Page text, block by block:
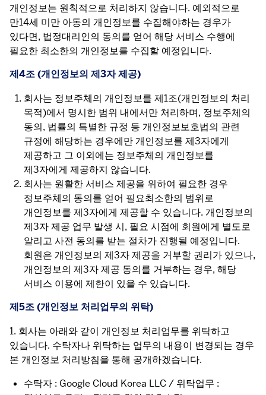
개인정보는 원칙적으로 처리하지 않습니다. 예외적으로
만14세 미만 아동의 개인정보를 수집해야하는 경우가
있다면, 법정대리인의 동의를 얻어 해당 서비스 수행에
필요한 최소한의 개인정보를 수집할 예정입니다.
제4조 (개인정보의 제3자 제공)
회사는 정보주체의 개인정보를 제1조(개인정보의 처리
목적)에서 명시한 범위 내에서만 처리하며, 정보주체의
동의, 법률의 특별한 규정 등 개인정보보호법의 관련
규정에 해당하는 경우에만 개인정보를 제3자에게
제공하고 그 이외에는 정보주체의 개인정보를
제3자에게 제공하지 않습니다.
회사는 원활한 서비스 제공을 위하여 필요한 경우
정보주체의 동의를 얻어 필요최소한의 범위로
개인정보를 제3자에게 제공할 수 있습니다. 개인정보의
제3자 제공 업무 발생 시, 필요 시점에 회원에게 별도로
알리고 사전 동의를 받는 절차가 진행될 예정입니다.
회원은 개인정보의 제3자 제공을 거부할 권리가 있으나,
개인정보의 제3자 제공 동의를 거부하는 경우, 해당
서비스 이용에 제한이 있을 수 있습니다.
제5조 (개인정보 처리업무의 위탁)
1. 회사는 아래와 같이 개인정보 처리업무를 위탁하고
있습니다. 수탁자나 위탁하는 업무의 내용이 변경되는 경우
본 개인정보 처리방침을 통해 공개하겠습니다.
수탁자 : Google Cloud Korea LLC / 위탁업무 :